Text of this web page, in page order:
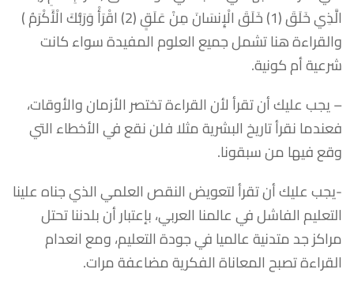
الَّذِي خَلَقَ (1) خَلَقَ الْإِنسَانَ مِنْ عَلَقٍ (2) اقْرَأْ وَرَبُّكَ الْأَكْرَمُ )
والقراءة هنا تشمل جميع العلوم المفيدة سواء كانت
شرعية أم كونية.
– يجب عليك أن تقرأ لأن القراءة تختصر الأزمان والأوقات،
فعندما نقرأ تاريخ البشرية مثلا فلن نقع في الأخطاء التي
وقع فيها من سبقونا.
-يجب عليك أن تقرأ لتعويض النقص العلمي الذي جناه علينا
التعليم الفاشل في عالمنا العربي، بإعتبار أن بلدننا تحتل
مراكز جد متدنية عالميا في جودة التعليم، ومع انعدام
القراءة تصبح المعاناة الفكرية مضاعفة مرات.